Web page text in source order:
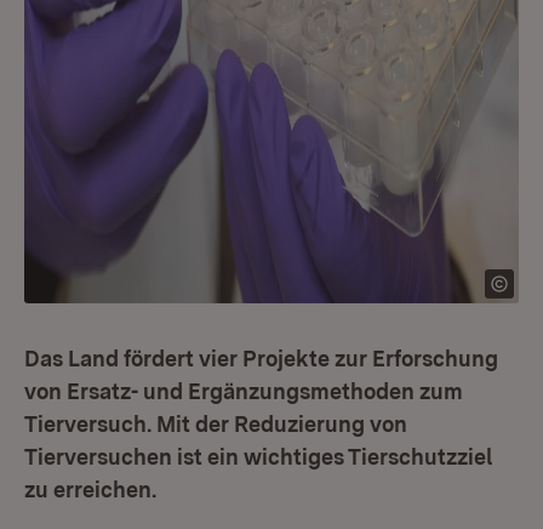
Das Land fördert vier Projekte zur Erforschung
von Ersatz- und Ergänzungsmethoden zum
Tierversuch. Mit der Reduzierung von
Tierversuchen ist ein wichtiges Tierschutzziel
zu erreichen.